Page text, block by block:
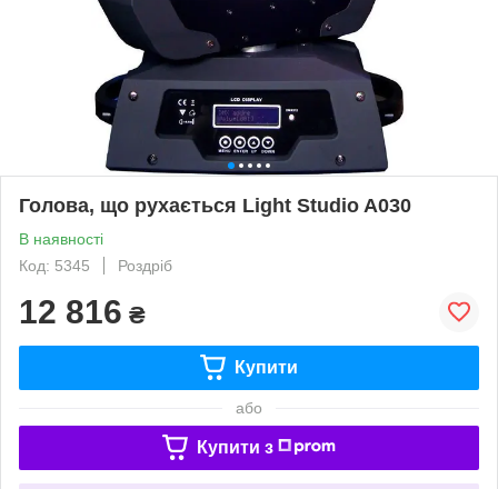
Голова, що рухається Light Studio A030
В наявності
Код: 5345
Роздріб
12 816 ₴
Купити
або
Купити з